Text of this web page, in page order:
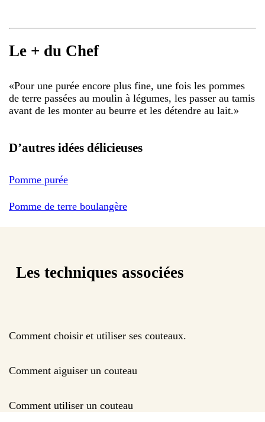
Le + du Chef
«Pour une purée encore plus fine, une fois les pommes
de terre passées au moulin à légumes, les passer au tamis
avant de les monter au beurre et les détendre au lait.»
D’autres idées délicieuses
Pomme purée
Pomme de terre boulangère
Les techniques associées
Comment choisir et utiliser ses couteaux.
Comment aiguiser un couteau
Comment utiliser un couteau